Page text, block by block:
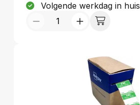
Volgende werkdag in huis